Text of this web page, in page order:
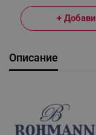
+ Добави
Описание